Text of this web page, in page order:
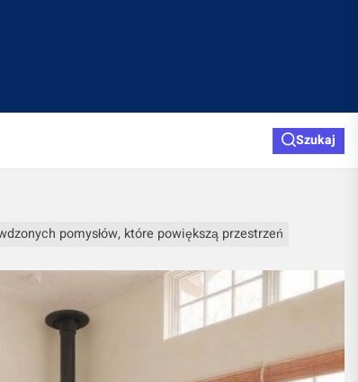
Szukaj
pomysłów, które powiększą przestrzeń